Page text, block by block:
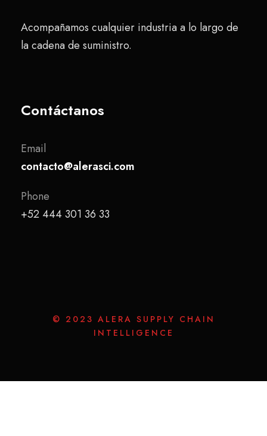
Acompañamos cualquier industria a lo largo de
la cadena de suministro.
Contáctanos
Email
contacto@alerasci.com
Phone
+52 444 301 36 33
© 2023 ALERA SUPPLY CHAIN
INTELLIGENCE